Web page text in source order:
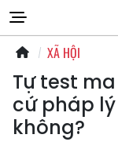
XÃ HỘI
Tự test
cứ pháp
không?